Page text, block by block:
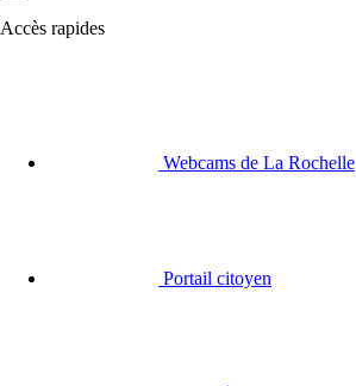
Accès rapides
Webcams de La Rochelle
Portail citoyen